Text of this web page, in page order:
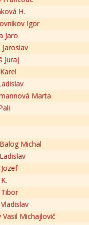
H.
Igor
Jaro
Jaroslav
Juraj
Marta
Michal
Vasil Michajlovič